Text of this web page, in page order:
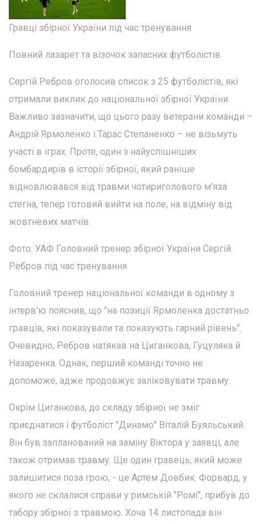
Гравці збірної України під час тренування
Повний лазарет та візочок запасних футболістів
Сергій Ребров оголосив список з 25 футболістів, які
отримали виклик до національної збірної України.
Важливо зазначити, що цього разу ветерани команди –
Андрій Ярмоленко і Тарас Степаненко – не візьмуть
участі в іграх. Проте, один з найуспішніших
бомбардирів в історії збірної, який раніше
відновлювався від травми чотириголового м'яза
стегна, тепер готовий вийти на поле, на відміну від
жовтневих матчів.
Фото: УАФ Головний тренер збірної України Сергій
Ребров під час тренування
Головний тренер національної команди в одному з
інтерв'ю пояснив, що "на позиції Ярмоленка достатньо
гравців, які показували та показують гарний рівень".
Очевидно, Ребров натякав на Циганкова, Гуцуляка й
Назаренка. Однак, перший команді точно не
допоможе, адже продовжує заліковувати травму.
Окрім Циганкова, до складу збірної не зміг
приєднатися і футболіст "Динамо" Віталій Буяльський.
Він був запланований на заміну Віктора у заявці, але
також отримав травму. Ще один гравець, який може
залишитися поза грою, - це Артем Довбик. Форвард, у
якого не склалися справи у римській "Ромі", прибув до
табору збірної з травмою. Хоча 14 листопада він